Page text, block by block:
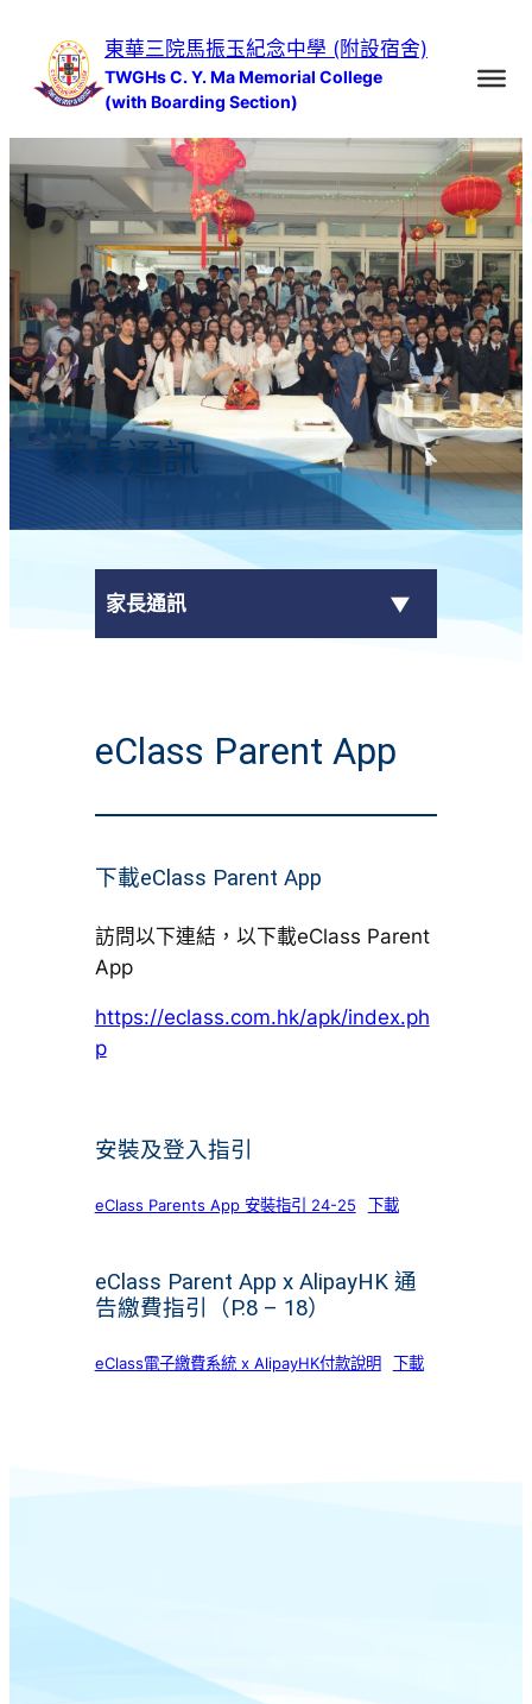
容
東華三院馬振玉紀念中學 (附設宿舍)
TWGHs C. Y. Ma Memorial College
(with Boarding Section)
家長通訊
家長通訊
學校通告
eClass Parent App
下載eClass Parent App
訪問以下連結，以下載eClass Parent
App
https://eclass.com.hk/apk/index.ph
p
安裝及登入指引
eClass Parents App 安裝指引 24-25 下載
eClass Parent App x AlipayHK 通
告繳費指引（P.8 – 18）
eClass電子繳費系統 x AlipayHK付款說明 下載